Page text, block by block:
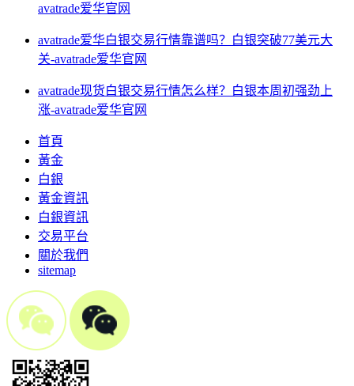
avatrade爱华官网
avatrade爱华白银交易行情靠谱吗？白银突破77美元大
关-avatrade爱华官网
avatrade现货白银交易行情怎么样？白银本周初强劲上
涨-avatrade爱华官网
首頁
黃金
白銀
黃金資訊
白銀資訊
交易平台
關於我們
sitemap